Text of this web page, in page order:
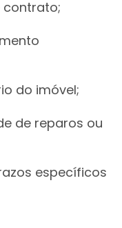
contrato;
do imóvel;
de reparos ou
específicos